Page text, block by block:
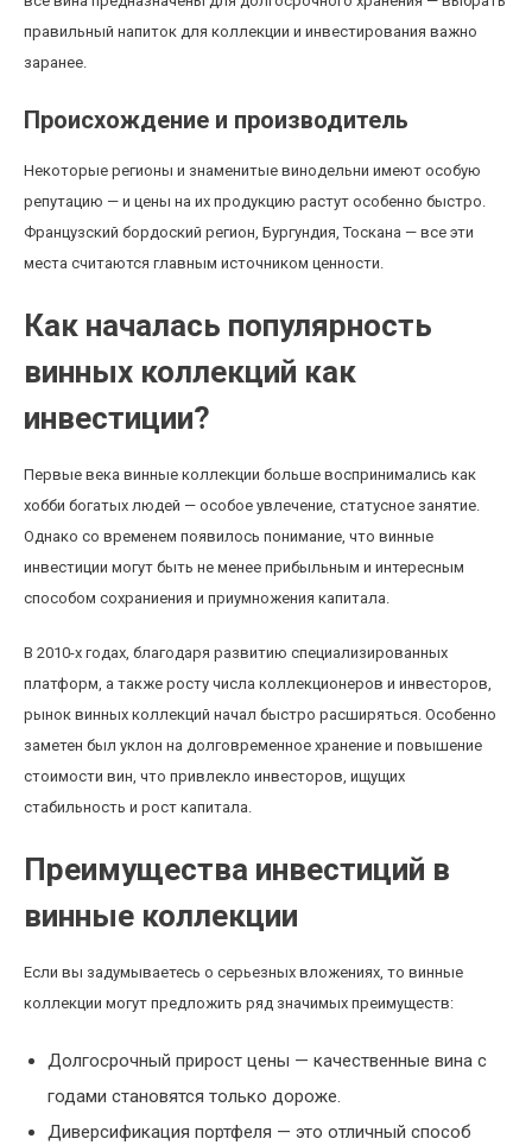
правильный напиток для коллекции и инвестирования важно
заранее.
Происхождение и производитель
Некоторые регионы и знаменитые винодельни имеют особую
репутацию — и цены на их продукцию растут особенно быстро.
Французский бордоский регион, Бургундия, Тоскана — все эти
места считаются главным источником ценности.
Как началась популярность
винных коллекций как
инвестиции?
Первые века винные коллекции больше воспринимались как
хобби богатых людей — особое увлечение, статусное занятие.
Однако со временем появилось понимание, что винные
инвестиции могут быть не менее прибыльным и интересным
способом сохраниения и приумножения капитала.
В 2010-х годах, благодаря развитию специализированных
платформ, а также росту числа коллекционеров и инвесторов,
рынок винных коллекций начал быстро расширяться. Особенно
заметен был уклон на долговременное хранение и повышение
стоимости вин, что привлекло инвесторов, ищущих
стабильность и рост капитала.
Преимущества инвестиций в
винные коллекции
Если вы задумываетесь о серьезных вложениях, то винные
коллекции могут предложить ряд значимых преимуществ:
Долгосрочный прирост цены — качественные вина с
годами становятся только дороже.
Диверсификация портфеля — это отличный способ